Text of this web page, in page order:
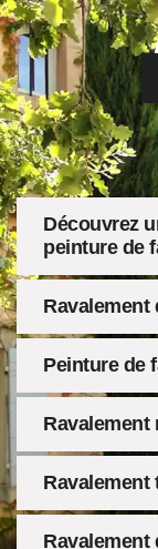
Découvrez
peinture de
Ravalement
Peinture de
Ravalement
Ravalement
Ravalement